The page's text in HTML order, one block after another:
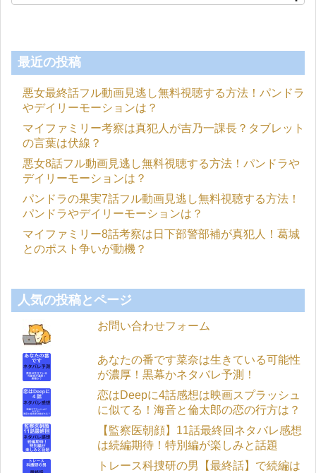
最近の投稿
悪女最終話フル動画見逃し無料視聴する方法！パンドラ
やデイリーモーションは？
マイファミリー考察は真犯人が吉乃一課長？タブレット
の言葉は伏線？
悪女8話フル動画見逃し無料視聴する方法！パンドラや
デイリーモーションは？
パンドラの果実7話フル動画見逃し無料視聴する方法！
パンドラやデイリーモーションは？
マイファミリー8話考察は日下部警部補が真犯人！葛城
とのポスト争いが動機？
人気の投稿とページ
お問い合わせフォーム
あなたの番です菜奈は生きている可能性
が濃厚！黒幕かネタバレ予測！
恋はDeepに4話感想は映画スプラッシュ
に似てる！海音と倫太郎の恋の行方は？
【監察医朝顔】11話最終回ネタバレ感想
は続編期待！特別編が楽しみと話題
トレース科捜研の男【最終話】で続編は